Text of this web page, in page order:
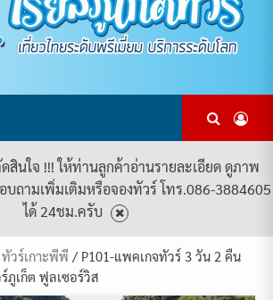
TOUR
สินใจ !!! ให้ท่านลูกค้าอ่านรายละเอียด ดูภาพ
ถามเพิ่มเติมหรือจองทัวร์ โทร.086-3884605
ได้ 24ชม.ครับ
ทัวร์เกาะพีพี / P101-แพคเกจทัวร์ 3 วัน 2 คืน
เก็ต ฟูลเซอร์วิส